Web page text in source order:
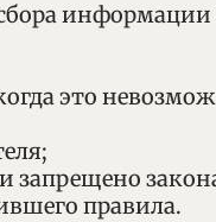
это
запрещено
правила.